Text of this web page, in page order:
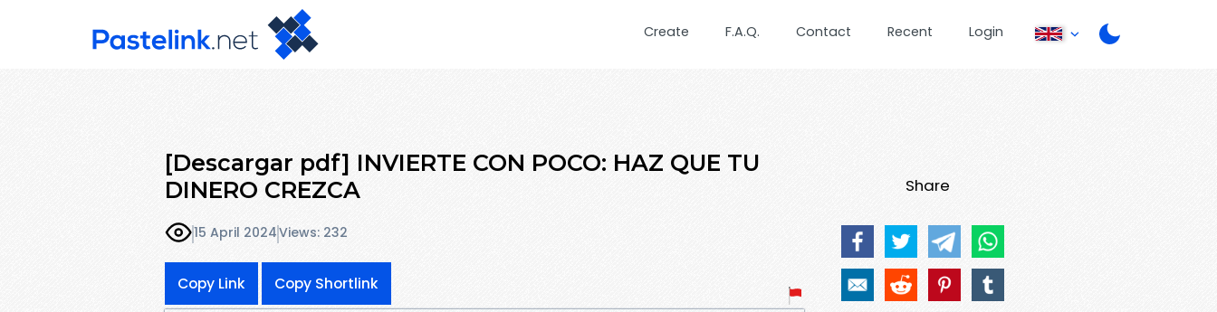
Create F.A.Q. Contact Recent Login
[Descargar pdf] INVIERTE CON POCO: HAZ QUE TU
DINERO CREZCA
15 April 2024Views: 232
Copy Link Copy Shortlink
Share